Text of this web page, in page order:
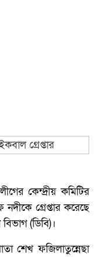
কেন্দ্রীয় কমিটির
গ্রেপ্তার করেছে
(ডিবি)।
শেখ ফজিলাতুন্নেছা